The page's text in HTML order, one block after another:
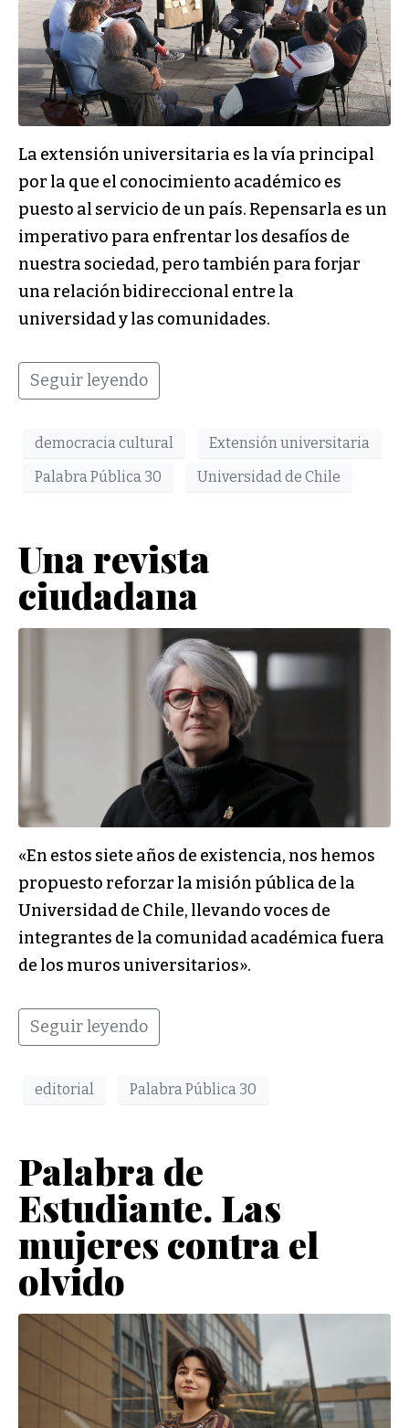
La extensión universitaria es la vía principal
por la que el conocimiento académico es
puesto al servicio de un país. Repensarla es un
imperativo para enfrentar los desafíos de
nuestra sociedad, pero también para forjar
una relación bidireccional entre la
universidad y las comunidades.
Seguir leyendo
democracia cultural
Extensión universitaria
Palabra Pública 30
Universidad de Chile
Una revista
ciudadana
«En estos siete años de existencia, nos hemos
propuesto reforzar la misión pública de la
Universidad de Chile, llevando voces de
integrantes de la comunidad académica fuera
de los muros universitarios».
Seguir leyendo
editorial Palabra Pública 30
Palabra de
Estudiante. Las
mujeres contra el
olvido